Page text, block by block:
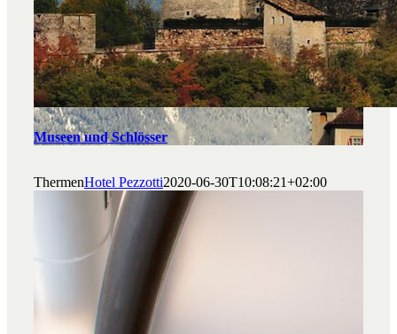
Museen und Schlösser
ThermenHotel Pezzotti2020-06-30T10:08:21+02:00